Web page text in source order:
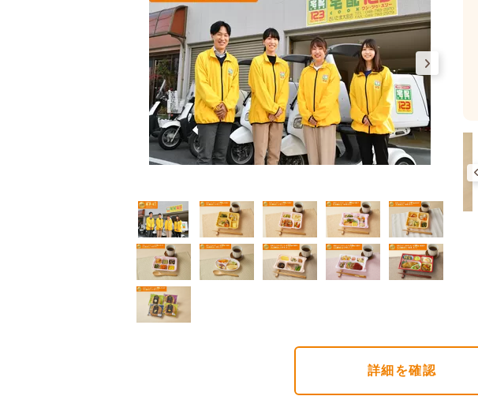
幸たんぱく食
724円(1食分/税込)
普通食
健康ボリューム食
788円(1食分/税込)
普通食
朝食（パンセット）
355円(1食分/税込)
詳細 を確認